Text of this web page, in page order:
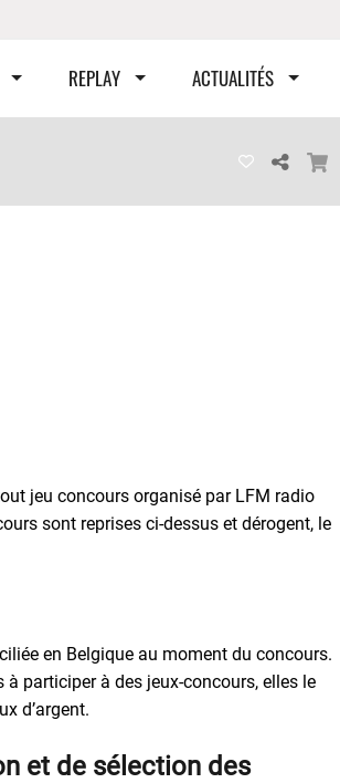
REPLAY ACTUALITÉS
jeu concours organisé par LFM radio
sont reprises ci-dessus et dérogent, le
en Belgique au moment du concours.
participer à des jeux-concours, elles le
d’argent.
et de sélection des